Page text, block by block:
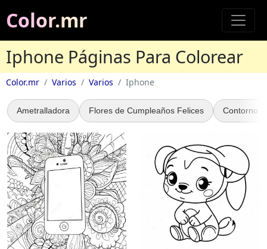
Color.mr
Iphone Páginas Para Colorear
Color.mr Varios Varios Iphone
Ametralladora Flores de Cumpleaños Felices Contorno